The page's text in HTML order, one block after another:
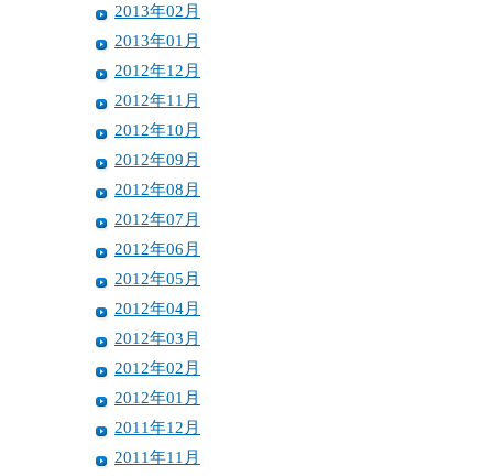
2013年02月
2013年01月
2012年12月
2012年11月
2012年10月
2012年09月
2012年08月
2012年07月
2012年06月
2012年05月
2012年04月
2012年03月
2012年02月
2012年01月
2011年12月
2011年11月